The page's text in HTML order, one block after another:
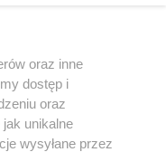
oraz inne
dostęp i
oraz
unikalne
wysyłane przez